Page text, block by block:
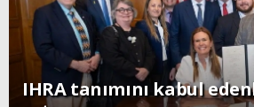
IHRA tanımını kabul